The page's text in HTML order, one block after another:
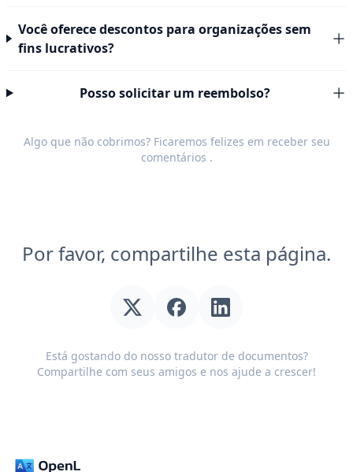
Você oferece descontos para organizações sem
fins lucrativos?
Posso solicitar um reembolso?
Algo que não cobrimos? Ficaremos felizes em receber seu
comentários .
Por favor, compartilhe esta página.
Está gostando do nosso tradutor de documentos?
Compartilhe com seus amigos e nos ajude a crescer!